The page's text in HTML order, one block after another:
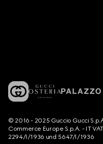
© 2016 - 2025 Guccio Gucci
Commerce Europe S.p.A. - IT
2294/I/1936 und 5647/I/1936